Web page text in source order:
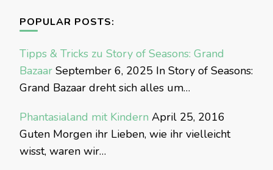
POPULAR POSTS:
Tipps & Tricks zu Story of Seasons: Grand
Bazaar September 6, 2025 In Story of Seasons:
Grand Bazaar dreht sich alles um…
Phantasialand mit Kindern April 25, 2016
Guten Morgen ihr Lieben, wie ihr vielleicht
wisst, waren wir…